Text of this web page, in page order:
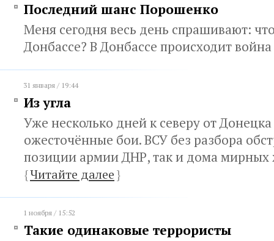
Последний шанс Порошенко
Меня сегодня весь день спрашивают:
Донбассе? В Донбассе происходит война
31 января / 19:44
Из угла
Уже несколько дней к северу от
ожесточённые бои. ВСУ без разбора
позиции армии ДНР, так и дома мирных
{Читайте далее}
1 ноября / 15:52
Такие одинаковые террористы